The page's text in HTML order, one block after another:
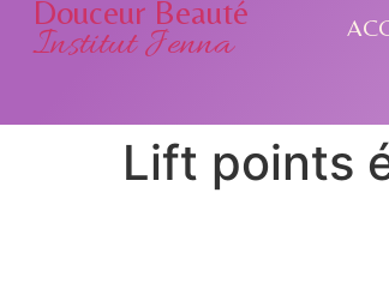
Douceur Beauté
Institut Jenna
Lift points